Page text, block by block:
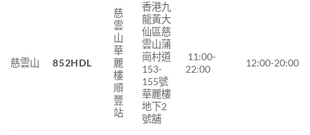
慈雲山 852HDL
慈
雲
山
華
麗
樓
順
豐
站
香港九
龍黃大
仙區慈
雲山蒲
崗村道
153-
155號
華麗樓
地下2
號舖
11:00-
22:00
12:00-20:00